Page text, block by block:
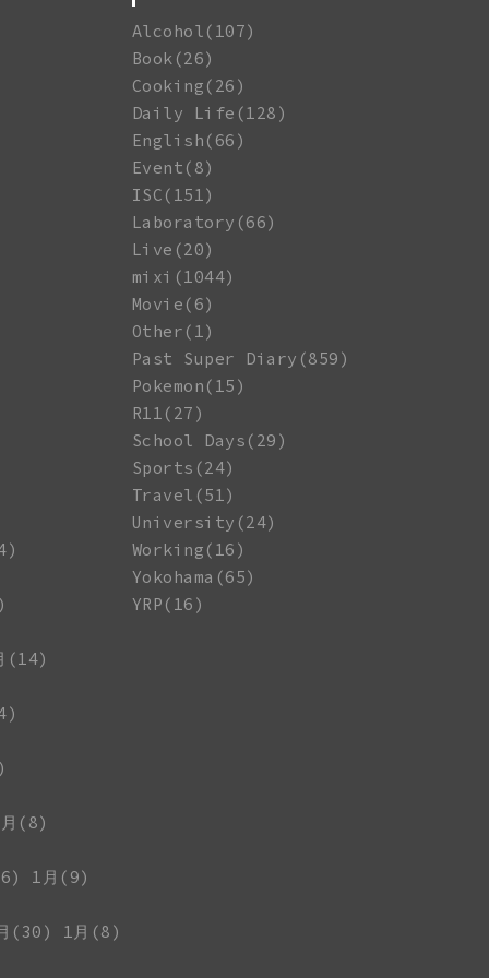
(14)
(8)
1月(9)
(30)
1月(8)
Alcohol(107)
Book(26)
Cooking(26)
Daily Life(128)
English(66)
Event(8)
ISC(151)
Laboratory(66)
Live(20)
mixi(1044)
Movie(6)
Other(1)
Past Super Diary(859)
Pokemon(15)
R11(27)
School Days(29)
Sports(24)
Travel(51)
University(24)
Working(16)
Yokohama(65)
YRP(16)